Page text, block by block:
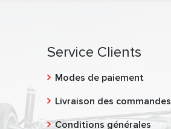
Service Clients
Modes de paiement
Livraison des commandes
Conditions générales